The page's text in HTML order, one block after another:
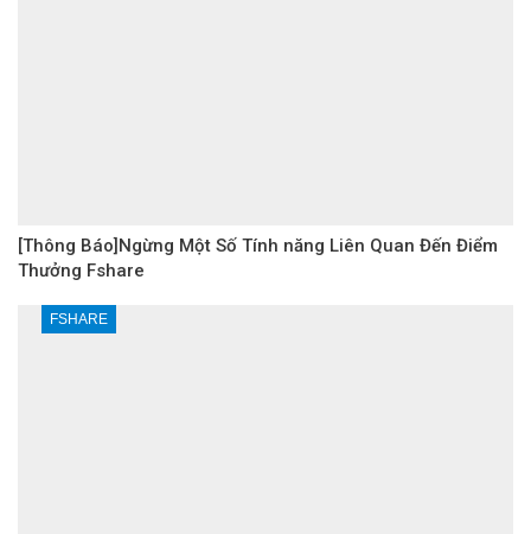
[Thông Báo]Ngừng Một Số Tính năng Liên Quan Đến Điểm
Thưởng Fshare
FSHARE